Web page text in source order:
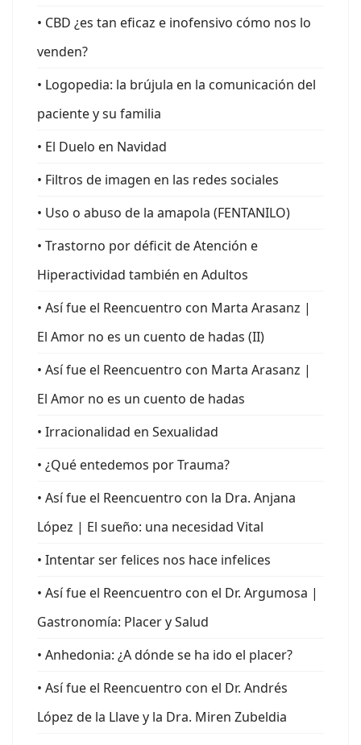
• CBD ¿es tan eficaz e inofensivo cómo nos lo
venden?
• Logopedia: la brújula en la comunicación del
paciente y su familia
• El Duelo en Navidad
• Filtros de imagen en las redes sociales
• Uso o abuso de la amapola (FENTANILO)
• Trastorno por déficit de Atención e
Hiperactividad también en Adultos
• Así fue el Reencuentro con Marta Arasanz |
El Amor no es un cuento de hadas (II)
• Así fue el Reencuentro con Marta Arasanz |
El Amor no es un cuento de hadas
• Irracionalidad en Sexualidad
• ¿Qué entedemos por Trauma?
• Así fue el Reencuentro con la Dra. Anjana
López | El sueño: una necesidad Vital
• Intentar ser felices nos hace infelices
• Así fue el Reencuentro con el Dr. Argumosa |
Gastronomía: Placer y Salud
• Anhedonia: ¿A dónde se ha ido el placer?
• Así fue el Reencuentro con el Dr. Andrés
López de la Llave y la Dra. Miren Zubeldia